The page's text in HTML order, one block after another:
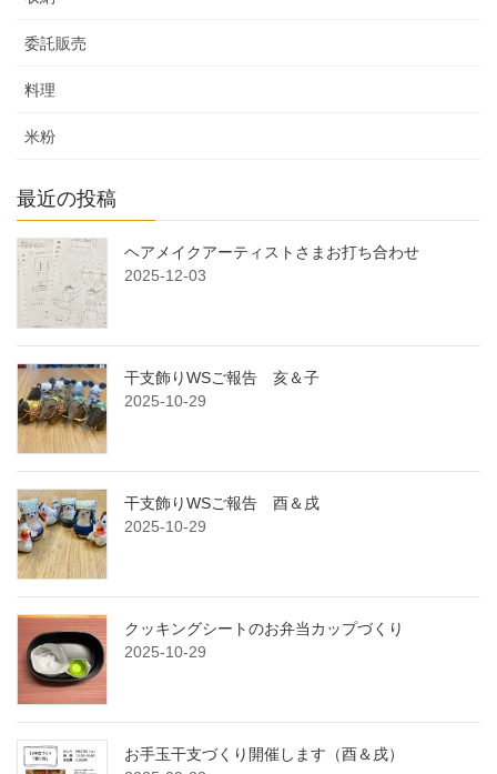
委託販売
料理
米粉
最近の投稿
ヘアメイクアーティストさまお打ち合わせ
2025-12-03
干支飾りWSご報告 亥＆子
2025-10-29
干支飾りWSご報告 酉＆戌
2025-10-29
クッキングシートのお弁当カップづくり
2025-10-29
お手玉干支づくり開催します（酉＆戌）